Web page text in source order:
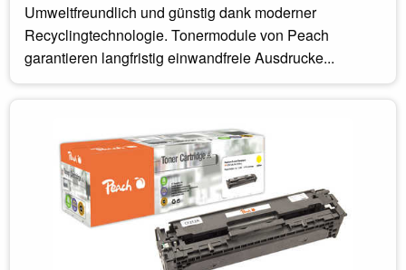
Umweltfreundlich und günstig dank moderner
Recyclingtechnologie. Tonermodule von Peach
garantieren langfristig einwandfreie Ausdrucke...